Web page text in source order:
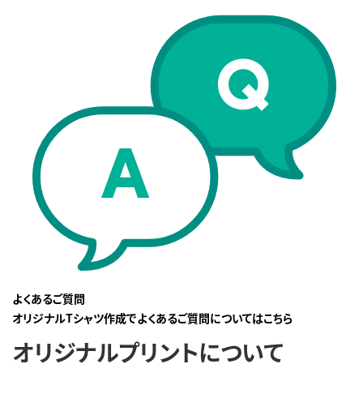
よくあるご質問
オリジナルTシャツ作成でよくあるご質問についてはこちら
オリジナルプリントについて